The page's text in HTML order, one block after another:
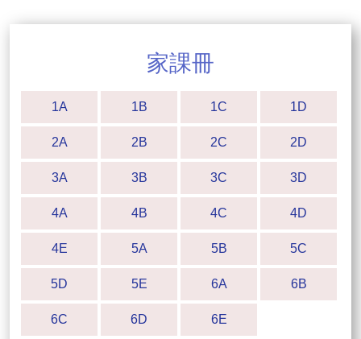
家課冊
1A 1B 1C 1D
2A 2B 2C 2D
3A 3B 3C 3D
4A 4B 4C 4D
4E 5A 5B 5C
5D 5E 6A 6B
6C 6D 6E